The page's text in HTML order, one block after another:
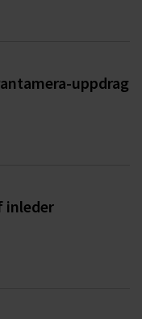
uppdrag
inleder